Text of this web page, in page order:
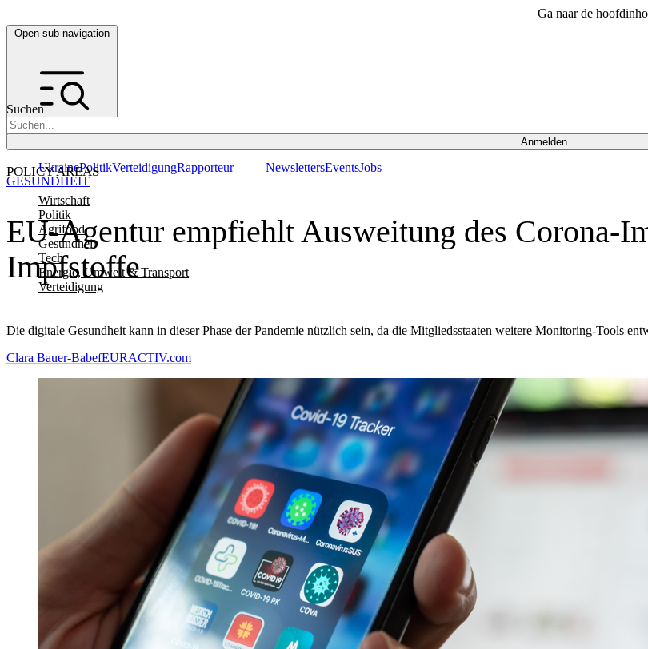
Ga naar de
Open sub navigation
Suchen
Anmelden
POLICY AREAS
Wirtschaft
Politik
Agrifood
Gesundheit
Tech
Energie, Umwelt & Transport
Verteidigung
UkrainePolitikVerteidigungRapporteur NewslettersEventsJobs
EU-Agentur empfiehlt Ausweitung des Corona-
Impfstoffe
Die digitale Gesundheit kann in dieser Phase der Pandemie nützlich sein, da die Mitgliedsstaaten weitere Monitoring-Tools
GESUNDHEIT
Clara Bauer-BabefEURACTIV.com